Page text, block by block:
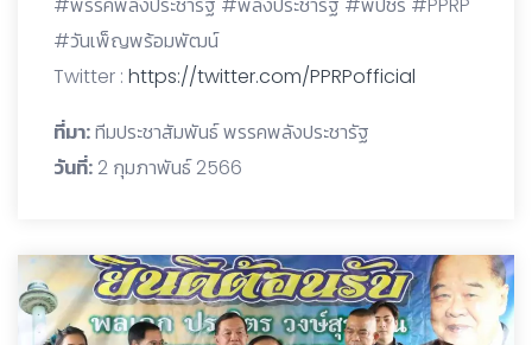
#วันเพ็ญพร้อมพัฒน์
Twitter : https://twitter.com/PPRPofficial
ที่มา:ทีมประชาสัมพันธ์ พรรคพลังประชารัฐ
วันที่: 2 กุมภาพันธ์ 2566